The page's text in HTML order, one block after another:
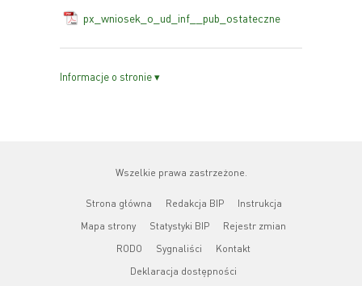
px_wniosek_o_ud_inf__pub_ostateczne
Informacje o stronie ▾
Wszelkie prawa zastrzeżone.
Strona główna Redakcja BIP
Instrukcja
Mapa strony
Statystyki BIP
Rejestr zmian
RODO
Sygnaliści
Kontakt
Deklaracja dostępności